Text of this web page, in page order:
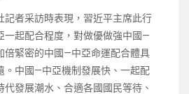
記者采訪時表現，習近平主席此行
一起配合程度，對做優做強中國—
倍緊密的中國—中亞命運配合體具
。中國—中亞機制發展快、一起配
發展潮水、合適各國國民等待、